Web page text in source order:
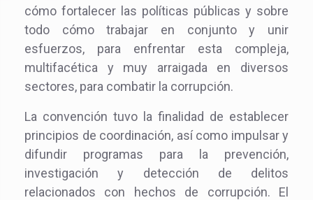
cómo fortalecer las políticas públicas y sobre
todo cómo trabajar en conjunto y unir
esfuerzos, para enfrentar esta compleja,
multifacética y muy arraigada en diversos
sectores, para combatir la corrupción.
La convención tuvo la finalidad de establecer
principios de coordinación, así como impulsar y
difundir programas para la prevención,
investigación y detección de delitos
relacionados con hechos de corrupción. El